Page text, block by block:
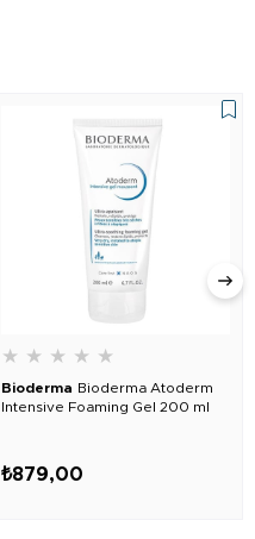
★ ★ ★ ★ ★
Bioderma Bioderma Atoderm
Intensive Foaming Gel 200 ml
₺879,00